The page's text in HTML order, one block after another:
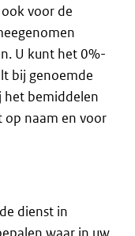
voor de
U kunt het 0%-
bij genoemde
het bemiddelen
naam en voor
dienst in